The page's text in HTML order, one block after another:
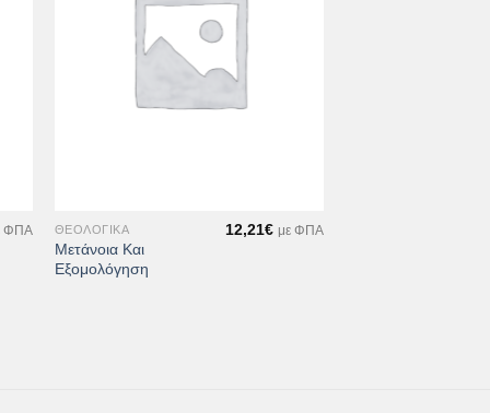
ΦΠΑ ΘΕΟΛΟΓΙΚΆ
Μετάνοια Και
Εξομολόγηση
12,21€ με ΦΠΑ